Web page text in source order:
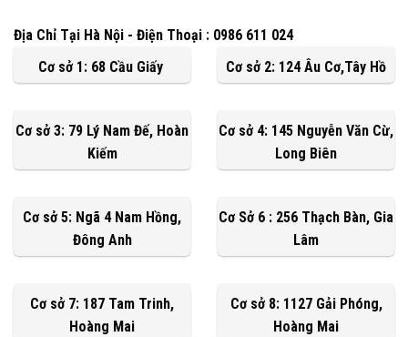
Địa Chỉ Tại Hà Nội - Điện Thoại : 0986 611 024
Cơ sở 1: 68 Cầu Giấy
Cơ sở 2: 124 Âu Cơ,Tây Hồ
Cơ sở 3: 79 Lý Nam Đế, Hoàn
Kiếm
Cơ sở 4: 145 Nguyễn Văn Cừ,
Long Biên
Cơ sở 5: Ngã 4 Nam Hồng,
Đông Anh
Cơ Sở 6 : 256 Thạch Bàn, Gia
Lâm
Cơ sở 7: 187 Tam Trinh,
Hoàng Mai
Cơ sở 8: 1127 Gải Phóng,
Hoàng Mai